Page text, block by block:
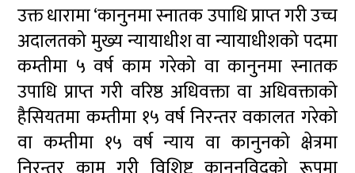
उक्त धारामा ‘कानुनमा स्नातक उपाधि प्राप्त गरी उच्च
अदालतको मुख्य न्यायाधीश वा न्यायाधीशको पदमा
कम्तीमा ५ वर्ष काम गरेको वा कानुनमा स्नातक
उपाधि प्राप्त गरी वरिष्ठ अधिवक्ता वा अधिवक्ताको
हैसियतमा कम्तीमा १५ वर्ष निरन्तर वकालत गरेको
वा कम्तीमा १५ वर्ष न्याय वा कानुनको क्षेत्रमा